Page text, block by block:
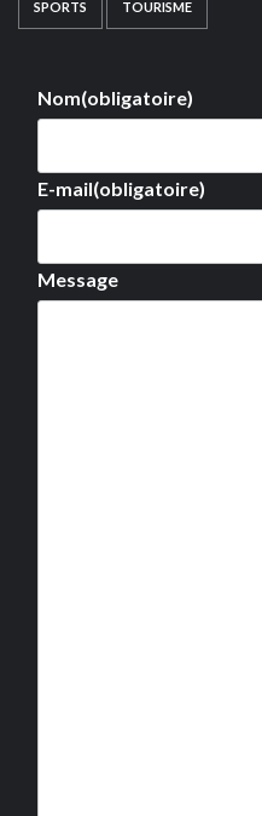
SPORTS TOURISME
Nom(obligatoire)
E-mail(obligatoire)
Message